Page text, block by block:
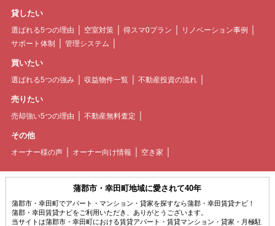
貸したい
選ばれる5つの理由 空室対策 得スマ0プラン
リノベーション事例
サポート体制
管理システム
買いたい
選ばれる5つの強み 収益物件一覧 不動産投資の流れ
売りたい
売却強い5つの理由 不動産無料査定
その他
オーナー様の声 オーナー向け情報 空き家
蒲郡市・幸田町地域に愛されて40年
蒲郡市・幸田町でアパート・マンション・貸家を探すなら蒲郡・幸田賃貸ナビ！
蒲郡・幸田賃貸ナビをご利用いただき、ありがとうございます。
当サイトは蒲郡市・幸田町における賃貸アパート・賃貸マンション・貸家・月極駐